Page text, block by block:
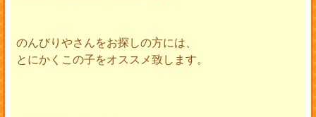
のんびりやさんをお探しの方には、
とにかくこの子をオススメ致します。